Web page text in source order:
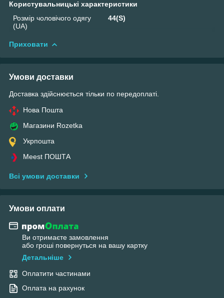
Користувальницькі характеристики
Розмір чоловічого одягу
(UA)
44(S)
Приховати
Умови доставки
Доставка здійснюється тільки по передоплаті.
Нова Пошта
Магазини Rozetka
Укрпошта
Meest ПОШТА
Всі умови доставки
Умови оплати
Ви отримаєте замовлення
або гроші повернуться на вашу картку
Детальніше
Оплатити частинами
Оплата на рахунок